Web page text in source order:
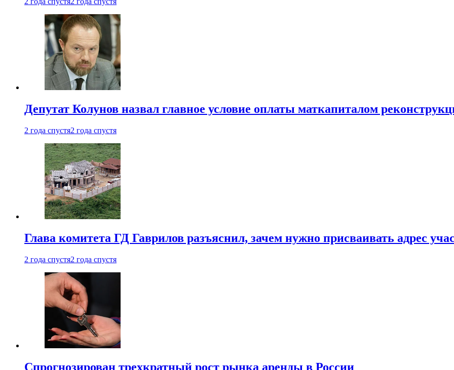
Депутат Колунов назвал главное условие оплаты маткапиталом
2 года спустя2 года спустя
Глава комитета ГД Гаврилов разъяснил, зачем нужно присваивать адрес
2 года спустя2 года спустя
Спрогнозирован трехкратный рост рынка аренды в России